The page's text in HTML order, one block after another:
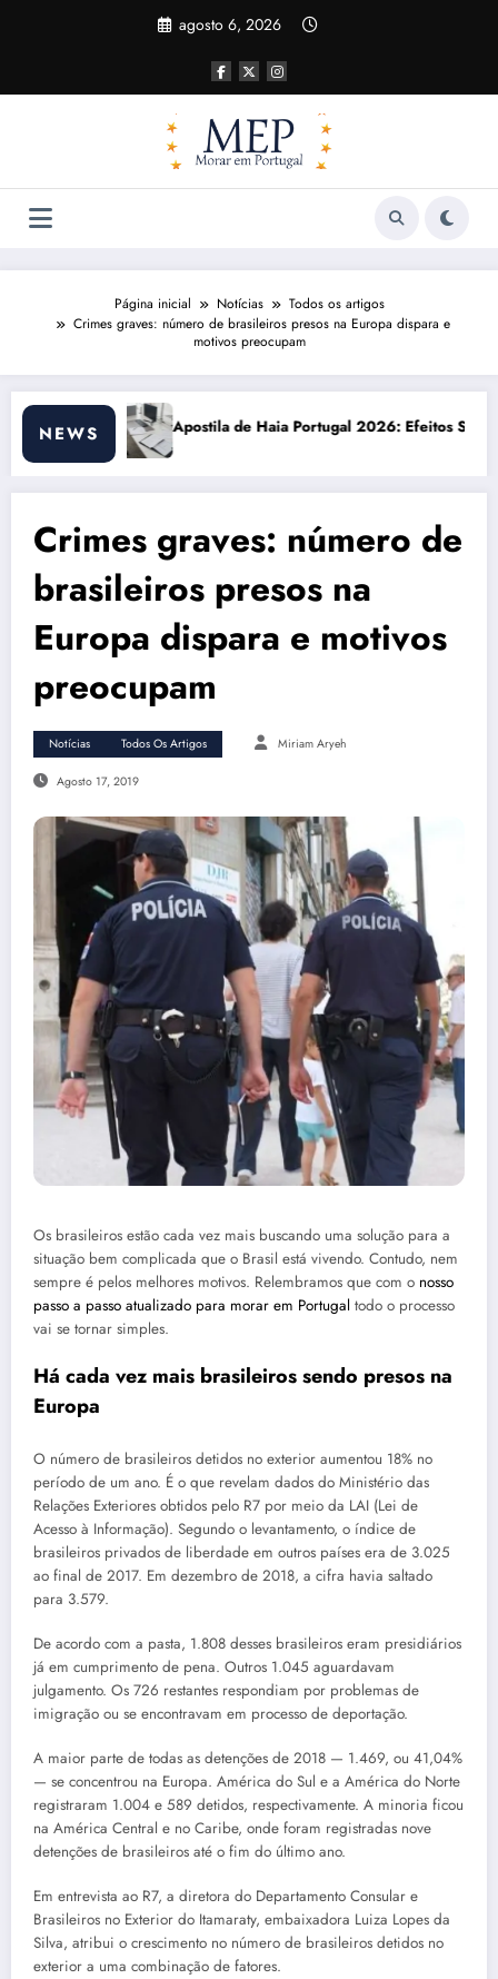
agosto 6, 2026
Página inicial Notícias
Todos os artigos
Crimes graves: número de brasileiros presos na Europa dispara e
motivos preocupam
NEWS
Portugal 2026: Efeitos Surpreendentes e OportunidadesCusto de vida
Crimes graves: número de
brasileiros presos na
Europa dispara e motivos
preocupam
Notícias Todos Os Artigos Miriam Aryeh
Agosto 17, 2019
Os brasileiros estão cada vez mais buscando uma solução para a
situação bem complicada que o Brasil está vivendo. Contudo, nem
sempre é pelos melhores motivos. Relembramos que com o nosso
passo a passo atualizado para morar em Portugal todo o processo
vai se tornar simples.
Há cada vez mais brasileiros sendo presos na
Europa
O número de brasileiros detidos no exterior aumentou 18% no
período de um ano. É o que revelam dados do Ministério das
Relações Exteriores obtidos pelo R7 por meio da LAI (Lei de
Acesso à Informação). Segundo o levantamento, o índice de
brasileiros privados de liberdade em outros países era de 3.025
ao final de 2017. Em dezembro de 2018, a cifra havia saltado
para 3.579.
De acordo com a pasta, 1.808 desses brasileiros eram presidiários
já em cumprimento de pena. Outros 1.045 aguardavam
julgamento. Os 726 restantes respondiam por problemas de
imigração ou se encontravam em processo de deportação.
A maior parte de todas as detenções de 2018 — 1.469, ou 41,04%
— se concentrou na Europa. América do Sul e a América do Norte
registraram 1.004 e 589 detidos, respectivamente. A minoria ficou
na América Central e no Caribe, onde foram registradas nove
detenções de brasileiros até o fim do último ano.
Em entrevista ao R7, a diretora do Departamento Consular e
Brasileiros no Exterior do Itamaraty, embaixadora Luiza Lopes da
Silva, atribui o crescimento no número de brasileiros detidos no
exterior a uma combinação de fatores.